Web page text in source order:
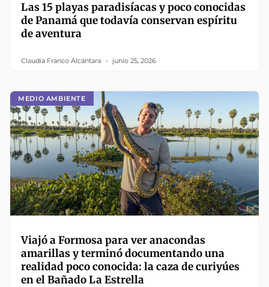
Las 15 playas paradisíacas y poco conocidas
de Panamá que todavía conservan espíritu
de aventura
Claudia Franco Alcántara junio 25, 2026
MEDIO AMBIENTE
Viajó a Formosa para ver anacondas
amarillas y terminó documentando una
realidad poco conocida: la caza de curiyúes
en el Bañado La Estrella